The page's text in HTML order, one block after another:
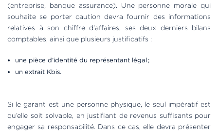
(entreprise, banque assurance). Une personne morale qui
souhaite se porter caution devra fournir des informations
relatives à son chiffre d’affaires, ses deux derniers bilans
comptables, ainsi que plusieurs justificatifs :
une pièce d’identité du représentant légal ;
un extrait Kbis.
Si le garant est une personne physique, le seul impératif est
qu’elle soit solvable, en justifiant de revenus suffisants pour
engager sa responsabilité. Dans ce cas, elle devra présenter